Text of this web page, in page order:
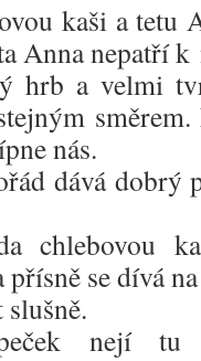
kaši a tetu
Anna nepatří
hrb a velmi
směrem.
nás.
dává dobrý
chlebovou
se dívá
nejí tu